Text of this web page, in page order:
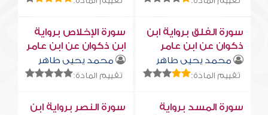
سورة الفلق برواية ابن
ذكوان عن ابن عامر
محمد يحيى طاهر
تقييم المادة:
سورة الإخلاص برواية
ابن ذكوان عن ابن عامر
محمد يحيى طاهر
تقييم المادة:
سورة المسد برواية
سورة النصر برواية ابن